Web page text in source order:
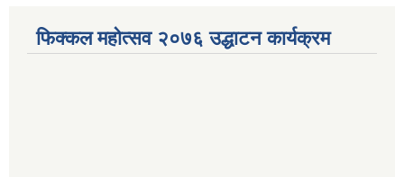
फिक्कल महोत्सव २०७६ उद्धाटन कार्यक्रम